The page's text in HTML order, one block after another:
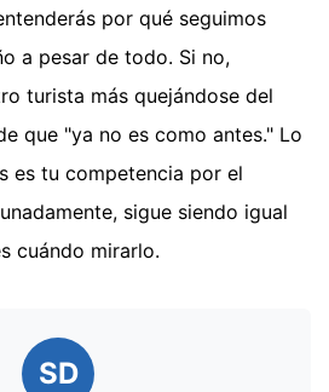
por qué seguimos
a pesar de todo. Si no,
turista más quejándose del
que "ya no es como antes." Lo
es tu competencia por el
sigue siendo igual
cuándo mirarlo.
SD